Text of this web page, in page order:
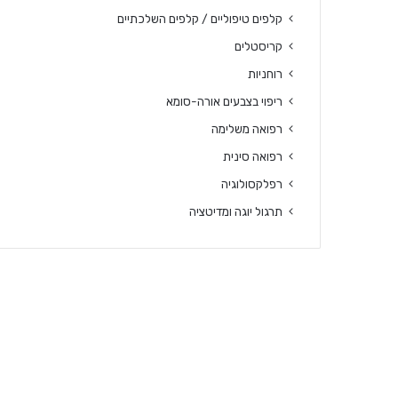
קלפים טיפוליים / קלפים השלכתיים
קריסטלים
רוחניות
ריפוי בצבעים אורה-סומא
רפואה משלימה
רפואה סינית
רפלקסולוגיה
תרגול יוגה ומדיטציה